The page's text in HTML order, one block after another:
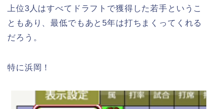
上位3人はすべてドラフトで獲得した若手というこ
ともあり、最低でもあと5年は打ちまくってくれる
だろう。
特に浜岡！